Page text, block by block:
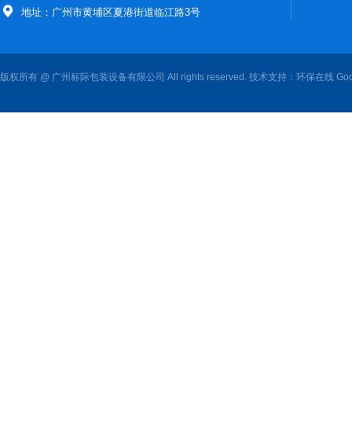
地址：广州市黄埔区夏港街道临江路3号
版权所有 @ 广州标际包装设备有限公司 All rights reserved. 技术支持： 环保在线